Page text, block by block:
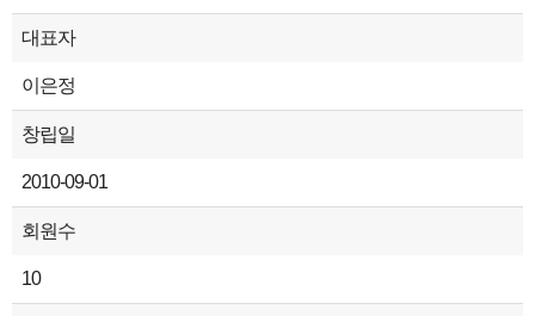
대표자
이은정
창립일
2010-09-01
회원수
10